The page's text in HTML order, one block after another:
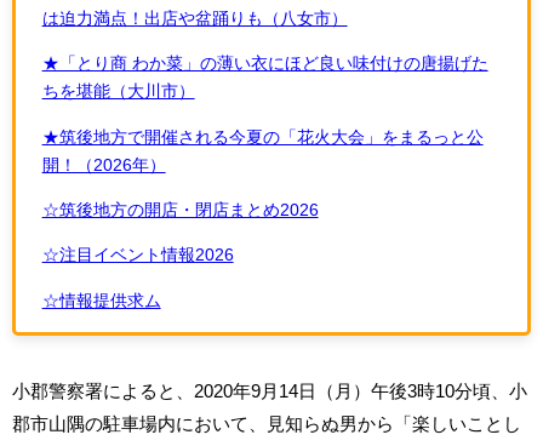
は迫力満点！出店や盆踊りも（八女市）
★「とり商 わか菜」の薄い衣にほど良い味付けの唐揚げた
ちを堪能（大川市）
★筑後地方で開催される今夏の「花火大会」をまるっと公
開！（2026年）
☆筑後地方の開店・閉店まとめ2026
☆注目イベント情報2026
☆情報提供求ム
小郡警察署によると、2020年9月14日（月）午後3時10分頃、小
郡市山隅の駐車場内において、見知らぬ男から「楽しいことし